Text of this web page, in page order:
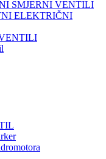
SMJERNI VENTILI
ELEKTRIČNI